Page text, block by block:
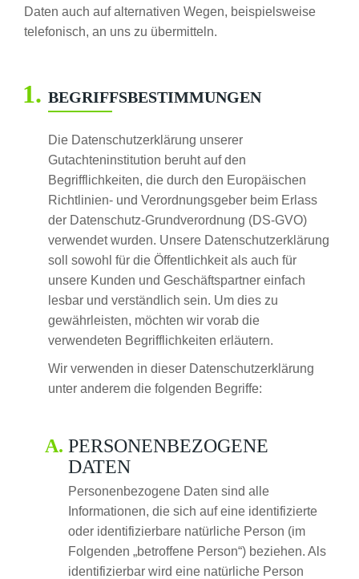
Daten auch auf alternativen Wegen, beispielsweise
telefonisch, an uns zu übermitteln.
BEGRIFFSBESTIMMUNGEN
Die Datenschutzerklärung unserer
Gutachteninstitution beruht auf den
Begrifflichkeiten, die durch den Europäischen
Richtlinien- und Verordnungsgeber beim Erlass
der Datenschutz-Grundverordnung (DS-GVO)
verwendet wurden. Unsere Datenschutzerklärung
soll sowohl für die Öffentlichkeit als auch für
unsere Kunden und Geschäftspartner einfach
lesbar und verständlich sein. Um dies zu
gewährleisten, möchten wir vorab die
verwendeten Begrifflichkeiten erläutern.
Wir verwenden in dieser Datenschutzerklärung
unter anderem die folgenden Begriffe:
PERSONENBEZOGENE
DATEN
Personenbezogene Daten sind alle
Informationen, die sich auf eine identifizierte
oder identifizierbare natürliche Person (im
Folgenden „betroffene Person“) beziehen. Als
identifizierbar wird eine natürliche Person